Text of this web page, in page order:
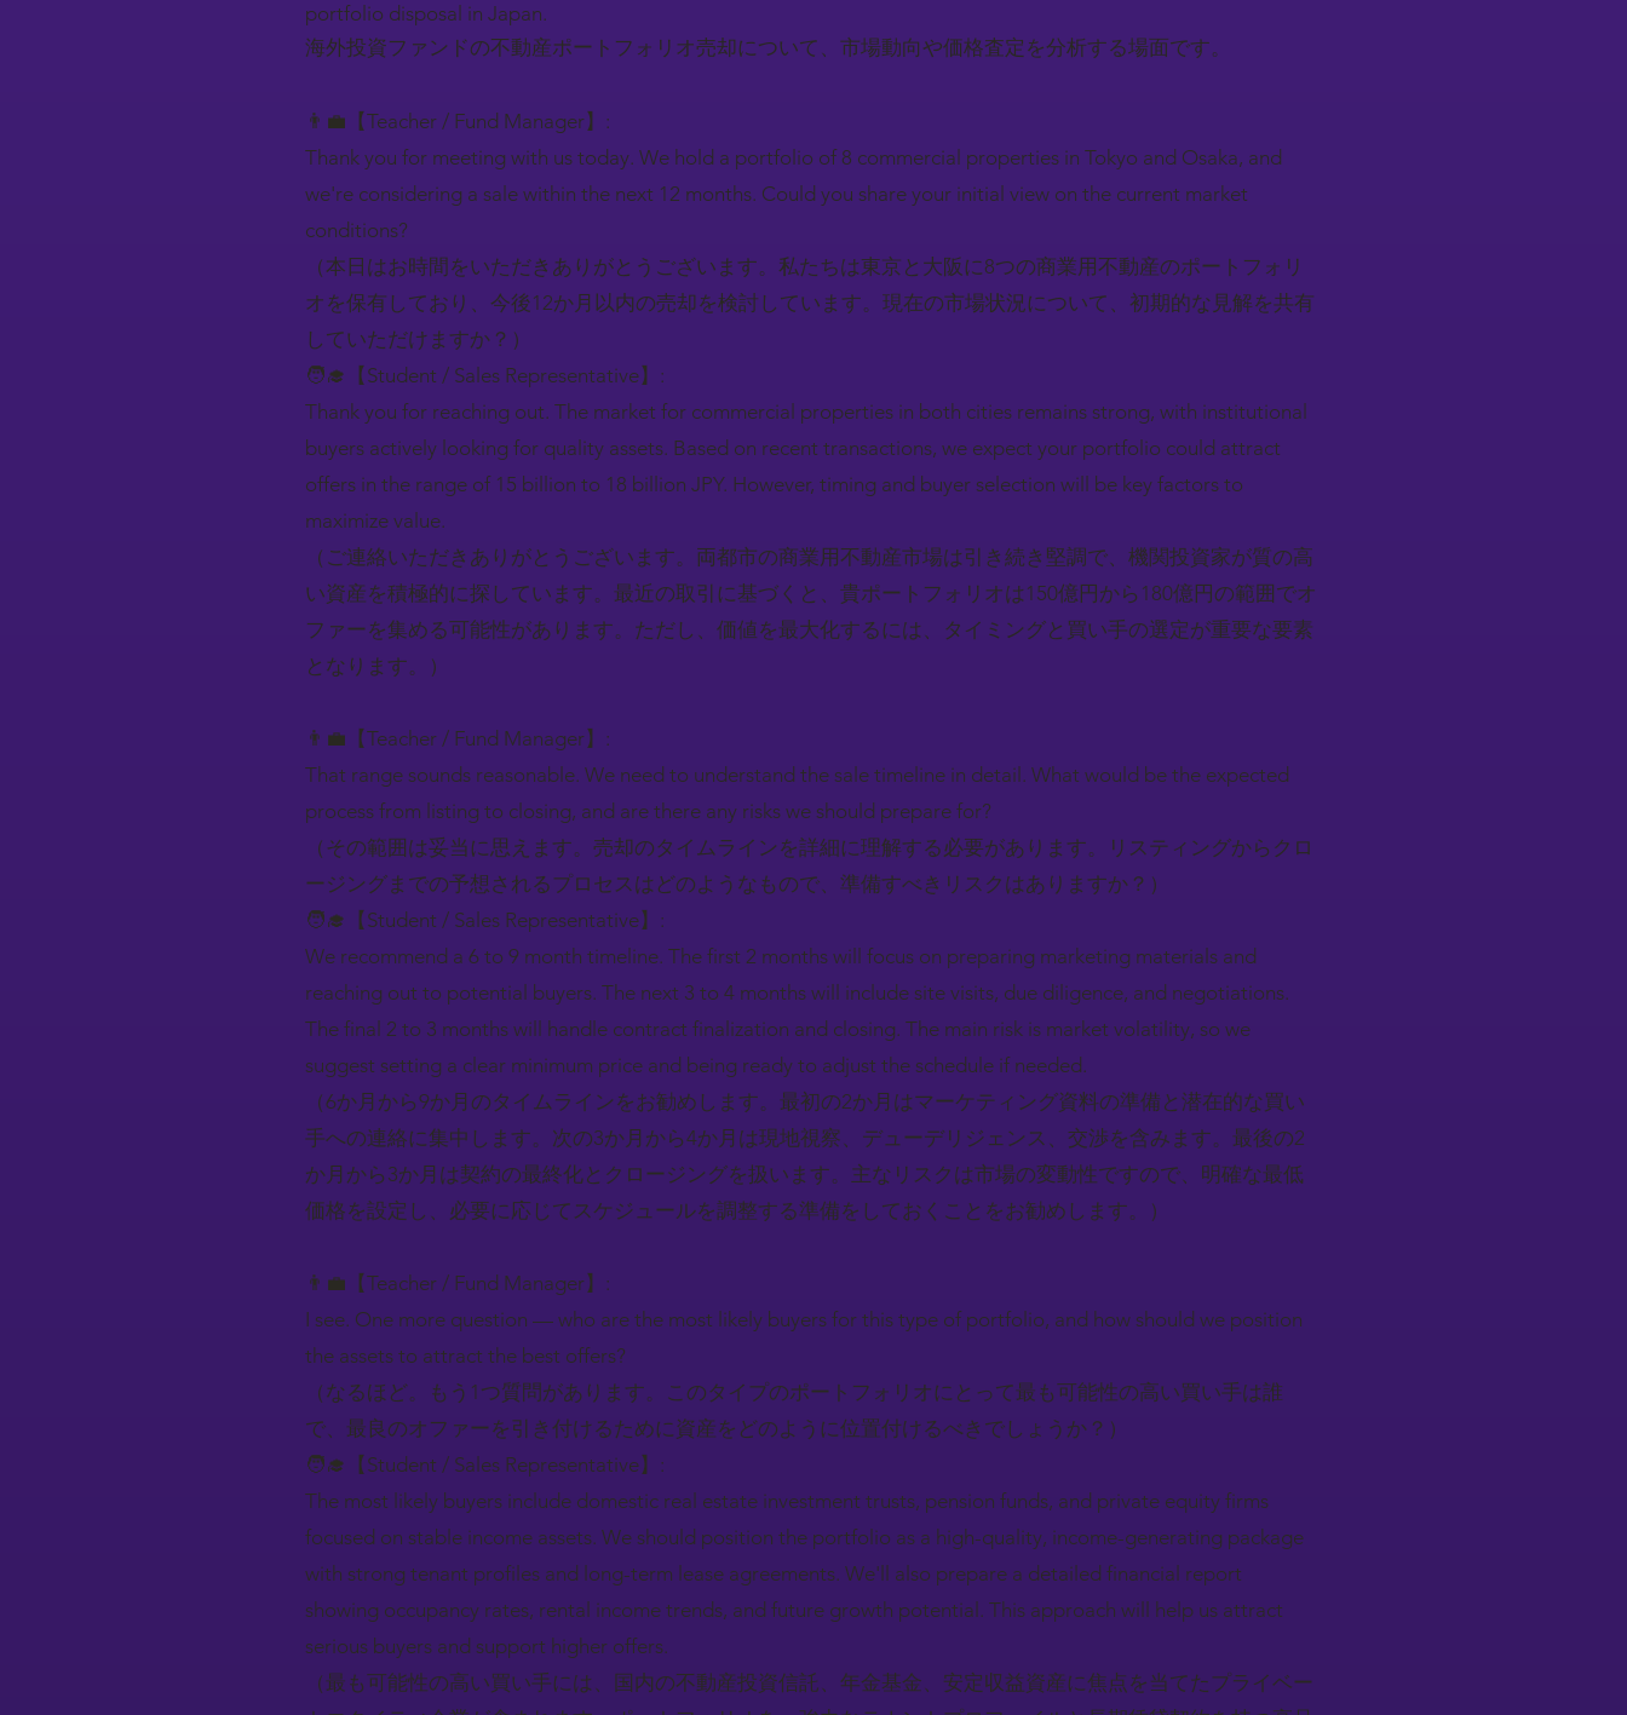
portfolio disposal in Japan.
海外投資ファンドの不動産ポートフォリオ売却について、市場動向や価格査定を分析する場面です。
👨‍💼【Teacher / Fund Manager】:
Thank you for meeting with us today. We hold a portfolio of 8 commercial properties in Tokyo and Osaka, and
we're considering a sale within the next 12 months. Could you share your initial view on the current market
conditions?
（本日はお時間をいただきありがとうございます。私たちは東京と大阪に8つの商業用不動産のポートフォリ
オを保有しており、今後12か月以内の売却を検討しています。現在の市場状況について、初期的な見解を共有
していただけますか？）
🧑‍🎓【Student / Sales Representative】:
Thank you for reaching out. The market for commercial properties in both cities remains strong, with institutional
buyers actively looking for quality assets. Based on recent transactions, we expect your portfolio could attract
offers in the range of 15 billion to 18 billion JPY. However, timing and buyer selection will be key factors to
maximize value.
（ご連絡いただきありがとうございます。両都市の商業用不動産市場は引き続き堅調で、機関投資家が質の高
い資産を積極的に探しています。最近の取引に基づくと、貴ポートフォリオは150億円から180億円の範囲でオ
ファーを集める可能性があります。ただし、価値を最大化するには、タイミングと買い手の選定が重要な要素
となります。）
👨‍💼【Teacher / Fund Manager】:
That range sounds reasonable. We need to understand the sale timeline in detail. What would be the expected
process from listing to closing, and are there any risks we should prepare for?
（その範囲は妥当に思えます。売却のタイムラインを詳細に理解する必要があります。リスティングからクロ
ージングまでの予想されるプロセスはどのようなもので、準備すべきリスクはありますか？）
🧑‍🎓【Student / Sales Representative】:
We recommend a 6 to 9 month timeline. The first 2 months will focus on preparing marketing materials and
reaching out to potential buyers. The next 3 to 4 months will include site visits, due diligence, and negotiations.
The final 2 to 3 months will handle contract finalization and closing. The main risk is market volatility, so we
suggest setting a clear minimum price and being ready to adjust the schedule if needed.
（6か月から9か月のタイムラインをお勧めします。最初の2か月はマーケティング資料の準備と潜在的な買い
手への連絡に集中します。次の3か月から4か月は現地視察、デューデリジェンス、交渉を含みます。最後の2
か月から3か月は契約の最終化とクロージングを扱います。主なリスクは市場の変動性ですので、明確な最低
価格を設定し、必要に応じてスケジュールを調整する準備をしておくことをお勧めします。）
👨‍💼【Teacher / Fund Manager】:
I see. One more question — who are the most likely buyers for this type of portfolio, and how should we position
the assets to attract the best offers?
（なるほど。もう1つ質問があります。このタイプのポートフォリオにとって最も可能性の高い買い手は誰
で、最良のオファーを引き付けるために資産をどのように位置付けるべきでしょうか？）
🧑‍🎓【Student / Sales Representative】:
The most likely buyers include domestic real estate investment trusts, pension funds, and private equity firms
focused on stable income assets. We should position the portfolio as a high-quality, income-generating package
with strong tenant profiles and long-term lease agreements. We'll also prepare a detailed financial report
showing occupancy rates, rental income trends, and future growth potential. This approach will help us attract
serious buyers and support higher offers.
（最も可能性の高い買い手には、国内の不動産投資信託、年金基金、安定収益資産に焦点を当てたプライベー